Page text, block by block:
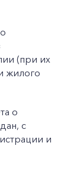
(при их
жилого
о
с
и